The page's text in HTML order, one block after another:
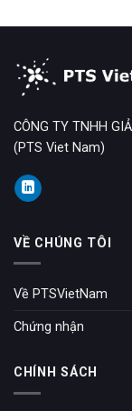
CÔNG TY TNHH
(PTS Viet Nam)
VỀ CHÚNG TÔI
Về PTSVietNam
Chứng nhận
CHÍNH SÁCH